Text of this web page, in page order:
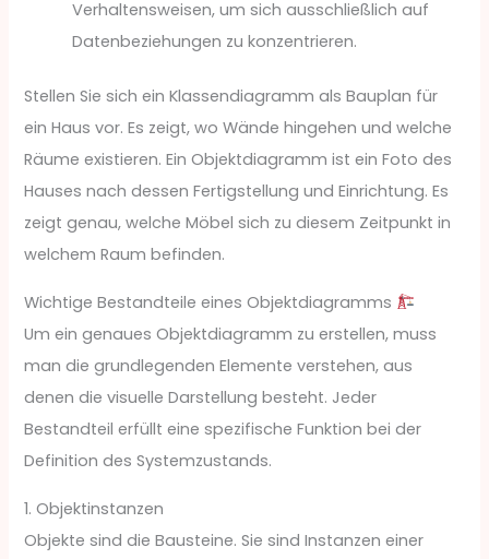
Verhaltensweisen, um sich ausschließlich auf
Datenbeziehungen zu konzentrieren.
Stellen Sie sich ein Klassendiagramm als Bauplan für
ein Haus vor. Es zeigt, wo Wände hingehen und welche
Räume existieren. Ein Objektdiagramm ist ein Foto des
Hauses nach dessen Fertigstellung und Einrichtung. Es
zeigt genau, welche Möbel sich zu diesem Zeitpunkt in
welchem Raum befinden.
Wichtige Bestandteile eines Objektdiagramms
Um ein genaues Objektdiagramm zu erstellen, muss
man die grundlegenden Elemente verstehen, aus
denen die visuelle Darstellung besteht. Jeder
Bestandteil erfüllt eine spezifische Funktion bei der
Definition des Systemzustands.
1. Objektinstanzen
Objekte sind die Bausteine. Sie sind Instanzen einer